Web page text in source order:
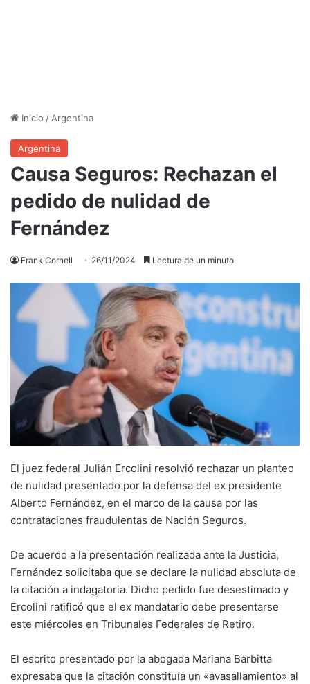
Inicio / Argentina
Argentina
Causa Seguros: Rechazan el
pedido de nulidad de
Fernández
Frank Cornell 26/11/2024 Lectura de un minuto
El juez federal Julián Ercolini resolvió rechazar un planteo
de nulidad presentado por la defensa del ex presidente
Alberto Fernández, en el marco de la causa por las
contrataciones fraudulentas de Nación Seguros.
De acuerdo a la presentación realizada ante la Justicia,
Fernández solicitaba que se declare la nulidad absoluta de
la citación a indagatoria. Dicho pedido fue desestimado y
Ercolini ratificó que el ex mandatario debe presentarse
este miércoles en Tribunales Federales de Retiro.
El escrito presentado por la abogada Mariana Barbitta
expresaba que la citación constituía un «avasallamiento» al